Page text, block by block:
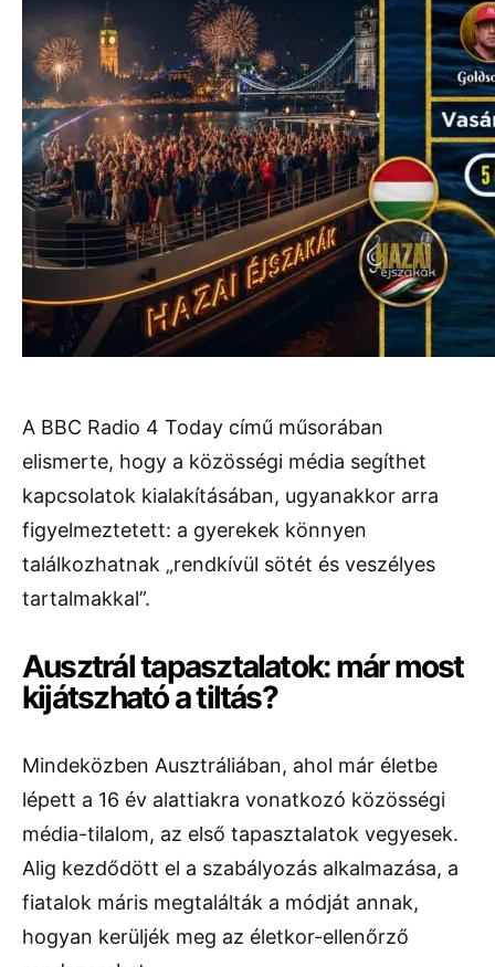
A BBC Radio 4 Today című műsorában
elismerte, hogy a közösségi média segíthet
kapcsolatok kialakításában, ugyanakkor arra
figyelmeztetett: a gyerekek könnyen
találkozhatnak „rendkívül sötét és veszélyes
tartalmakkal”.
Ausztrál tapasztalatok: már most
kijátszható a tiltás?
Mindeközben Ausztráliában, ahol már életbe
lépett a 16 év alattiakra vonatkozó közösségi
média-tilalom, az első tapasztalatok vegyesek.
Alig kezdődött el a szabályozás alkalmazása, a
fiatalok máris megtalálták a módját annak,
hogyan kerüljék meg az életkor-ellenőrző